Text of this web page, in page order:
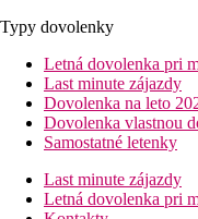
3 à la carte
butik
SPA
centrum
potápačské
pláž s jemným
lehátka a
Typy dovolenky
Letná dovolenka pri
Last minute zájazdy
Dovolenka na leto
Dovolenka vlastnou
Samostatné letenky
Last minute zájazdy
Letná dovolenka pri